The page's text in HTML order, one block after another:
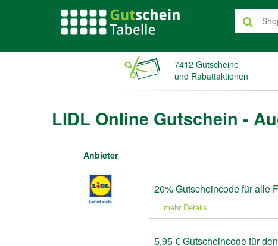
7412 Gutscheine
und Rabattaktionen
LIDL Online Gutschein -
Anbieter
20% Gutscheincode für alle
... mehr Details
5,95 € Gutscheincode für